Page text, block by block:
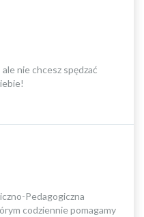
nie chcesz spędzać
Pedagogiczna
codziennie pomagamy